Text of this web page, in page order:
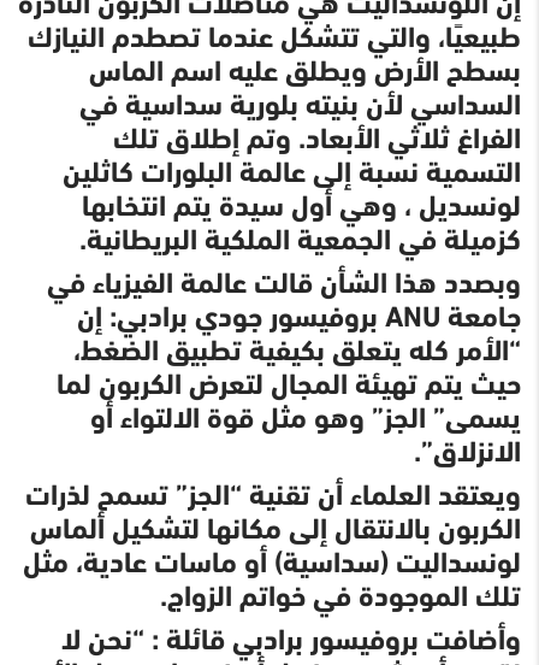
طبيعيًا، والتي تتشكل عندما تصطدم النيازك
بسطح الأرض ويطلق عليه اسم الماس
السداسي لأن بنيته بلورية سداسية في
الفراغ ثلاثي الأبعاد. وتم إطلاق تلك
التسمية نسبة إلى عالمة البلورات كاثلين
لونسديل ، وهي أول سيدة يتم انتخابها
كزميلة في الجمعية الملكية البريطانية.
وبصدد هذا الشأن قالت عالمة الفيزياء في
جامعة ANU بروفيسور جودي برادبي: إن
“الأمر كله يتعلق بكيفية تطبيق الضغط،
حيث يتم تهيئة المجال لتعرض الكربون لما
يسمى” الجز” وهو مثل قوة الالتواء أو
الانزلاق”.
ويعتقد العلماء أن تقنية “الجز” تسمح لذرات
الكربون بالانتقال إلى مكانها لتشكيل ألماس
لونسداليت (سداسية) أو ماسات عادية، مثل
تلك الموجودة في خواتم الزواج.
وأضافت بروفيسور برادبي قائلة : “نحن لا